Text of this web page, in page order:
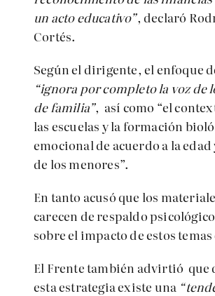
un acto educativo”, declaró
Cortés.
Según el dirigente, el enfoque
“ignora por completo la voz de
de familia”, así como “el
las escuelas y la formación
emocional de acuerdo a la
de los menores”.
En tanto acusó que los
carecen de respaldo
sobre el impacto de estos
El Frente también advirtió que
esta estrategia existe una